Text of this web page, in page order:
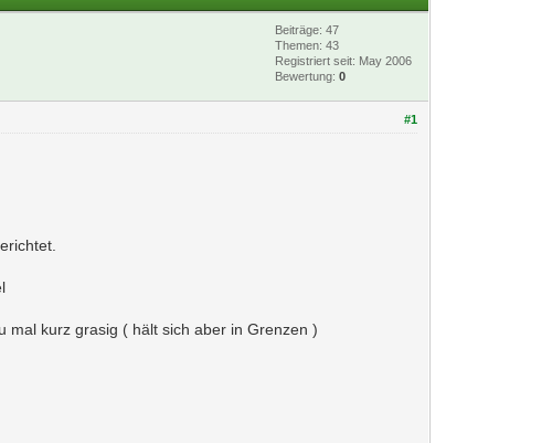
Beiträge: 47
Themen: 43
Registriert seit: May 2006
Bewertung:0
#1
mal kurz grasig ( hält sich aber in Grenzen )